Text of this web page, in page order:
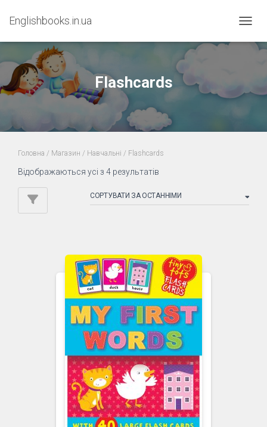
Englishbooks.in.ua
Flashcards
Головна / Магазин / Навчальні / Flashcards
Відображаються усі з 4 результатів
latest